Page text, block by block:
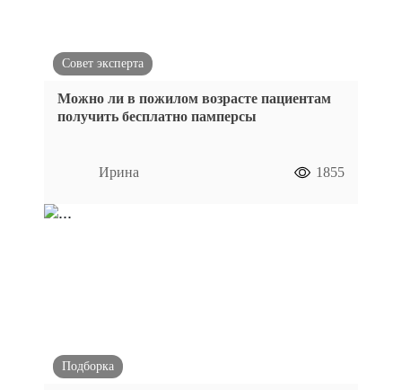
Совет эксперта
Можно ли в пожилом возрасте пациентам
получить бесплатно памперсы
Ирина 1855
Подборка